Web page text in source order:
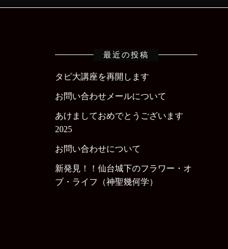
最近の投稿
タピ大講座を再開します
お問い合わせメールについて
あけましておめでとうございます
2025
お問い合わせについて
新発見！！仙台城下のフラワー・オ
ブ・ライフ（神聖幾何学）